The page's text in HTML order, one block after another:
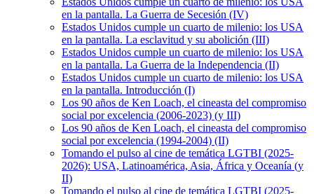
en la pantalla. La Guerra de Secesión (IV)
Estados Unidos cumple un cuarto de milenio: los USA
en la pantalla. La esclavitud y su abolición (III)
Estados Unidos cumple un cuarto de milenio: los USA
en la pantalla. La Guerra de la Independencia (II)
Estados Unidos cumple un cuarto de milenio: los USA
en la pantalla. Introducción (I)
Los 90 años de Ken Loach, el cineasta del compromiso
social por excelencia (2006-2023) (y III)
Los 90 años de Ken Loach, el cineasta del compromiso
social por excelencia (1994-2004) (II)
Tomando el pulso al cine de temática LGTBI (2025-
2026): USA, Latinoamérica, Asia, África y Oceanía (y
II)
Tomando el pulso al cine de temática LGTBI (2025-